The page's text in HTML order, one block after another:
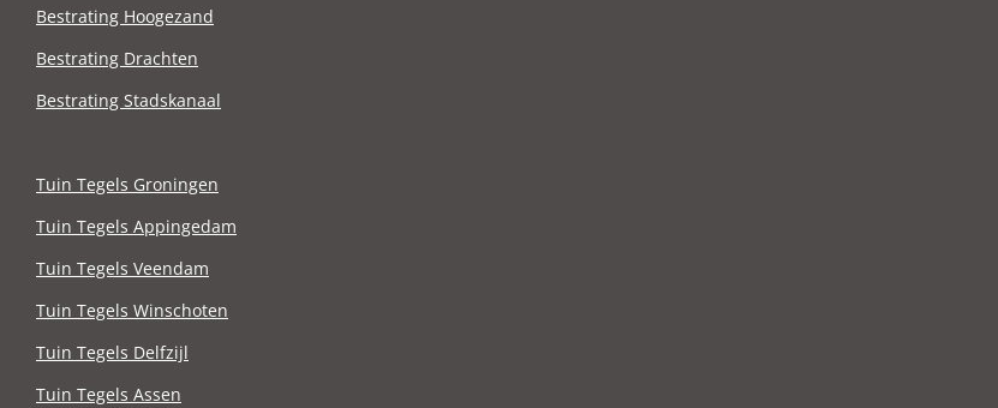
Bestrating Hoogezand
Bestrating Drachten
Bestrating Stadskanaal
Tuin Tegels Groningen
Tuin Tegels Appingedam
Tuin Tegels Veendam
Tuin Tegels Winschoten
Tuin Tegels Delfzijl
Tuin Tegels Assen